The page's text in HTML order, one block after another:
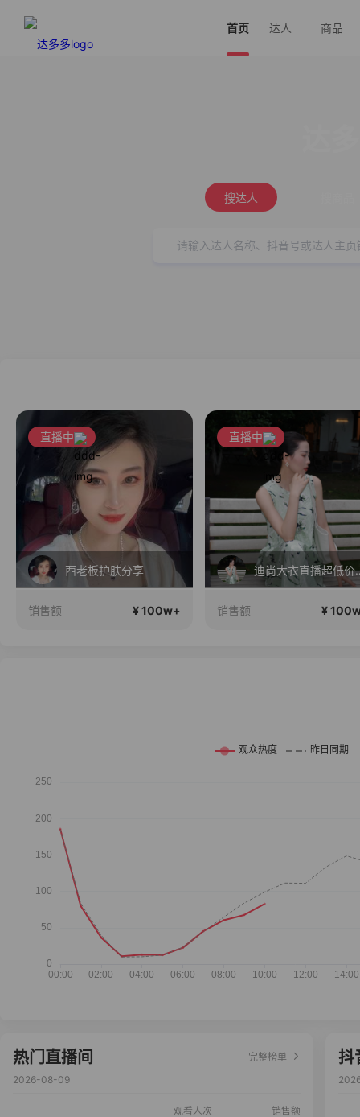
首页 达人 商品
搜达人
直播中
西老板护肤分享
销售额 ¥ 100w+
直播中
迪尚大衣
销售额 ¥
热门直播间
完整榜单
2026-08-09
观看人次 销售额
抖